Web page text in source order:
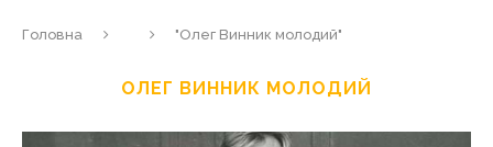
Головна "Олег Винник молодий"
ОЛЕГ ВИННИК МОЛОДИЙ